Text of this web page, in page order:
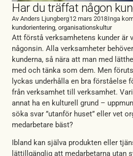
Har du träffat någon
Av Anders Ljungberg12 mars 2018Inga
kundorientering organisationskultur
Att förstå verksamhetens kunder är
någonsin. Alla verksamheter
kunderna, så nära att man med
med och tänka som dem. Men
lyckas underhålla en bra förståelse
från verksamhet till verksamhet.
annat ha en kulturell grund –
söka svar ”utanför huset” eller vet
medarbetare bäst?
Ibland kan själva produkten eller
lättillgänglig att medarbetarna utan